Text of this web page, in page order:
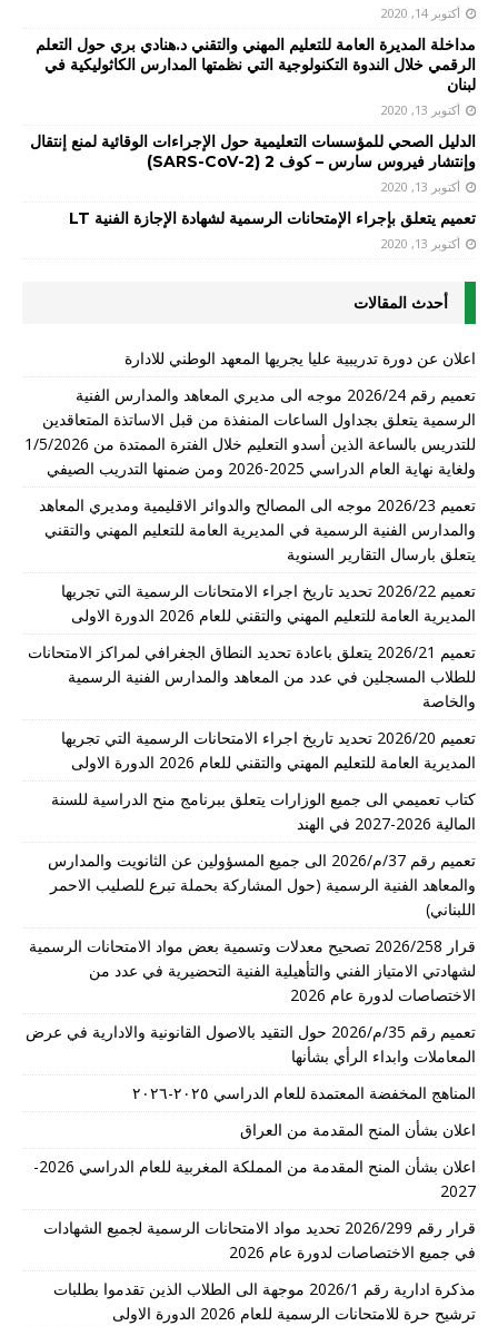
أكتوبر 14, 2020
مداخلة المديرة العامة للتعليم المهني والتقني د.هنادي بري حول التعلم
الرقمي خلال الندوة التكنولوجية التي نظمتها المدارس الكاثوليكية في
لبنان
أكتوبر 13, 2020
الدليل الصحي للمؤسسات التعليمية حول الإجراءات الوقائية لمنع إنتقال
وإنتشار فيروس سارس – كوف 2 (SARS-CoV-2)
أكتوبر 13, 2020
تعميم يتعلق بإجراء الإمتحانات الرسمية لشهادة الإجازة الفنية LT
أكتوبر 13, 2020
أحدث المقالات
اعلان عن دورة تدريبية عليا يجريها المعهد الوطني للادارة
تعميم رقم 2026/24 موجه الى مديري المعاهد والمدارس الفنية
الرسمية يتعلق بجداول الساعات المنفذة من قبل الاساتذة المتعاقدين
للتدريس بالساعة الذين أسدو التعليم خلال الفترة الممتدة من 1/5/2026
ولغاية نهاية العام الدراسي 2025-2026 ومن ضمنها التدريب الصيفي
تعميم 2026/23 موجه الى المصالح والدوائر الاقليمية ومديري المعاهد
والمدارس الفنية الرسمية في المديرية العامة للتعليم المهني والتقني
يتعلق بارسال التقارير السنوية
تعميم 2026/22 تحديد تاريخ اجراء الامتحانات الرسمية التي تجريها
المديرية العامة للتعليم المهني والتقني للعام 2026 الدورة الاولى
تعميم 2026/21 يتعلق باعادة تحديد النطاق الجغرافي لمراكز الامتحانات
للطلاب المسجلين في عدد من المعاهد والمدارس الفنية الرسمية
والخاصة
تعميم 2026/20 تحديد تاريخ اجراء الامتحانات الرسمية التي تجريها
المديرية العامة للتعليم المهني والتقني للعام 2026 الدورة الاولى
كتاب تعميمي الى جميع الوزارات يتعلق ببرنامج منح الدراسية للسنة
المالية 2026-2027 في الهند
تعميم رقم 37/م/2026 الى جميع المسؤولين عن الثانويت والمدارس
والمعاهد الفنية الرسمية (حول المشاركة بحملة تبرع للصليب الاحمر
اللبناني)
قرار 2026/258 تصحيح معدلات وتسمية بعض مواد الامتحانات الرسمية
لشهادتي الامتياز الفني والتأهيلية الفنية التحضيرية في عدد من
الاختصاصات لدورة عام 2026
تعميم رقم 35/م/2026 حول التقيد بالاصول القانونية والادارية في عرض
المعاملات وابداء الرأي بشأنها
المناهج المخفضة المعتمدة للعام الدراسي ٢٠٢٥-٢٠٢٦
اعلان بشأن المنح المقدمة من العراق
اعلان بشأن المنح المقدمة من المملكة المغربية للعام الدراسي 2026-
2027
قرار رقم 2026/299 تحديد مواد الامتحانات الرسمية لجميع الشهادات
في جميع الاختصاصات لدورة عام 2026
مذكرة ادارية رقم 2026/1 موجهة الى الطلاب الذين تقدموا بطلبات
ترشيح حرة للامتحانات الرسمية للعام 2026 الدورة الاولى